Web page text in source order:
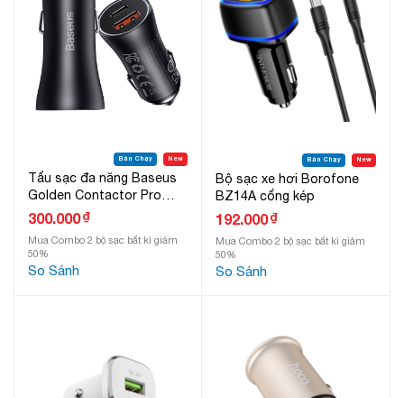
Bán Chạy New
Tẩu sạc đa năng Baseus
Golden Contactor Pro
Dual Fast Charger Car
300.000₫
Mua Combo 2 bộ sạc bất kì giảm
50%
So Sánh
Bán Chạy New
Bộ sạc xe hơi Borofone
BZ14A cổng kép
192.000₫
Mua Combo 2 bộ sạc bất kì giảm
50%
So Sánh